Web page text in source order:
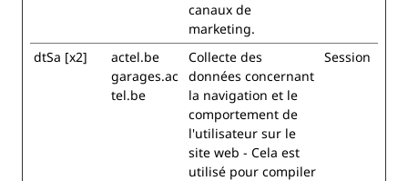
canaux de
marketing.
dtSa [x2]
actel.be
garages.ac
tel.be
Collecte des
données concernant
la navigation et le
comportement de
l'utilisateur sur le
site web - Cela est
utilisé pour compiler
Session